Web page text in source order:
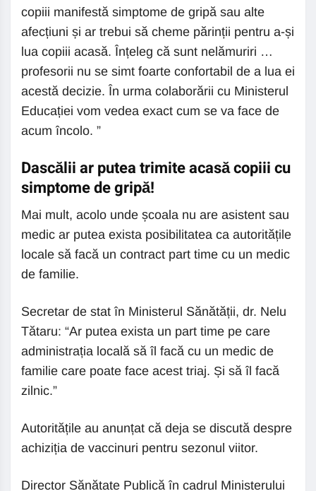
copiii manifestă simptome de gripă sau alte
afecțiuni și ar trebui să cheme părinții pentru a-și
lua copiii acasă. Înțeleg că sunt nelămuriri …
profesorii nu se simt foarte confortabil de a lua ei
acestă decizie. În urma colaborării cu Ministerul
Educației vom vedea exact cum se va face de
acum încolo. ”
Dascălii ar putea trimite acasă copiii cu
simptome de gripă!
Mai mult, acolo unde școala nu are asistent sau
medic ar putea exista posibilitatea ca autoritățile
locale să facă un contract part time cu un medic
de familie.
Secretar de stat în Ministerul Sănătății, dr. Nelu
Tătaru: “Ar putea exista un part time pe care
administrația locală să îl facă cu un medic de
familie care poate face acest triaj. Și să îl facă
zilnic.”
Autoritățile au anunțat că deja se discută despre
achiziția de vaccinuri pentru sezonul viitor.
Director Sănătate Publică în cadrul Ministerului